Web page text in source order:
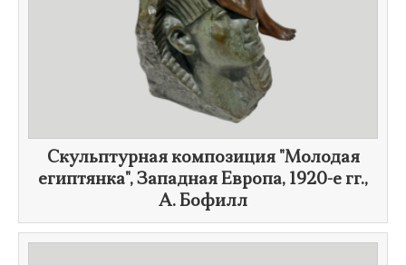
Скульптурная композиция "Молодая
египтянка", Западная Европа, 1920-е гг.,
А. Бофилл